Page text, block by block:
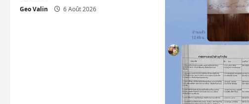
Geo Valin 6 Août 2026